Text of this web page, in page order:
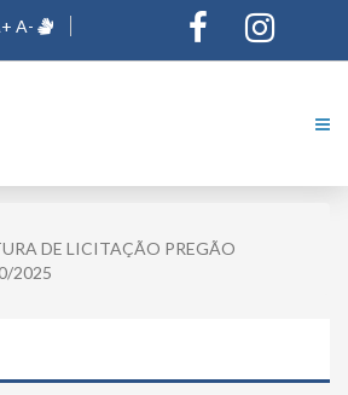
A-
DE LICITAÇÃO PREGÃO
2025